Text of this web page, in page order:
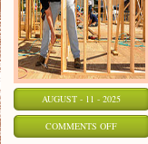
AUGUST - 11 - 2025
COMMENTS OFFON